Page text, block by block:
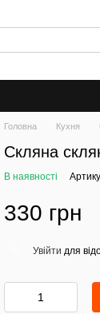
Головна Кухня
Скляна
В наявності
330 грн
Увійти для